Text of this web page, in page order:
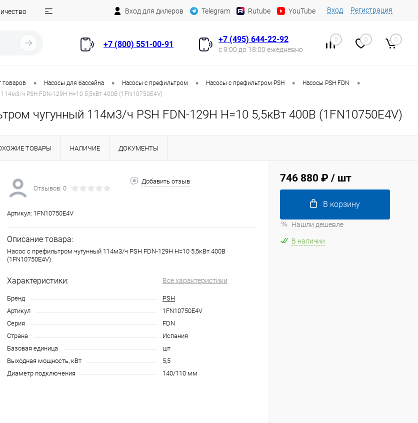
Вход для дилеров Telegram Rutube YouTube Вход Регистрация
+7 (800) 551-00-91
+7 (495) 644-22-92
с 9:00 до 18:00 ежедневно
0 0 0
товаров • Насосы для бассейна • Насосы с префильтром • Насосы с префильтром PSH • Насосы PSH FDN •
ч PSH FDN-129H H=10 5,5кВт 400В (1FN10750E4V)
чугунный 114м3/ч PSH FDN-129H H=10 5,5кВт 400В (1FN10750E4V)
ТОВАРЫ НАЛИЧИЕ ДОКУМЕНТЫ
Отзывов: 0
Добавить отзыв
Артикул: 1FN10750E4V
Описание товара:
Насос с префильтром чугунный 114м3/ч PSH FDN-129H H=10 5,5кВт 400В
(1FN10750E4V)
Характеристики: Все характеристики
Бренд
PSH
Артикул
1FN10750E4V
Серия
FDN
Страна
Испания
Базовая единица
шт
Выходная мощность, кВт
5,5
Диаметр подключения
140/110 мм
746 880 ₽ / шт
В корзину
Нашли дешевле
В наличии